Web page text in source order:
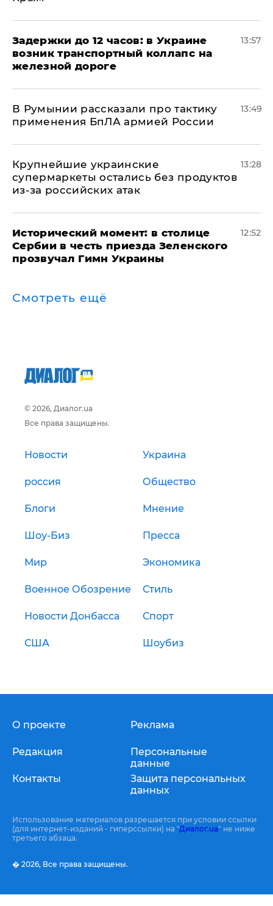
Задержки до 12 часов: в Украине
возник транспортный коллапс на
железной дороге
13:57
В Румынии рассказали про тактику
применения БпЛА армией России
13:49
Крупнейшие украинские
супермаркеты остались без продуктов
из-за российских атак
13:28
Исторический момент: в столице
Сербии в честь приезда Зеленского
прозвучал Гимн Украины
12:52
Смотреть ещё
© 2026, Диалог.ua
Все права защищены.
Новости Украина
россия Общество
Блоги Мнение
Шоу-Биз Пресса
Мир Экономика
Военное Обозрение Стиль
Новости Донбасса Спорт
США Шоубиз
О проекте
Редакция
Контакты
Реклама
Персональные
данные
Защита персональных
данных
Использование материалов разрешается при условии ссылки
(для интернет-изданий - гиперссылки) на "Диалог.ua" не ниже
третьего абзаца.
� 2026, Все права защищены.